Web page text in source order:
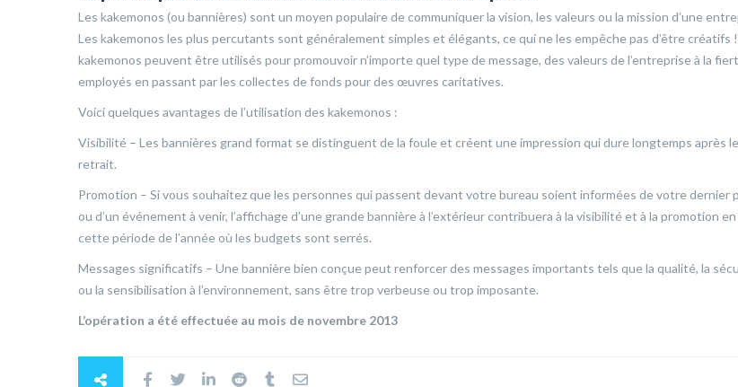
Les kakemonos (ou bannières) sont un moyen populaire de communiquer la vision, les valeurs ou la mission d’une
Les kakemonos les plus percutants sont généralement simples et élégants, ce qui ne les empêche pas d’être créatifs
kakemonos peuvent être utilisés pour promouvoir n’importe quel type de message, des valeurs de l’entreprise à la
employés en passant par les collectes de fonds pour des œuvres caritatives.
Voici quelques avantages de l’utilisation des kakemonos :
Visibilité – Les bannières grand format se distinguent de la foule et créent une impression qui dure longtemps après
retrait.
Promotion – Si vous souhaitez que les personnes qui passent devant votre bureau soient informées de votre dernier
ou d’un événement à venir, l’affichage d’une grande bannière à l’extérieur contribuera à la visibilité et à la promotion en
cette période de l’année où les budgets sont serrés.
Messages significatifs – Une bannière bien conçue peut renforcer des messages importants tels que la qualité, la
ou la sensibilisation à l’environnement, sans être trop verbeuse ou trop imposante.
L’opération a été effectuée au mois de novembre 2013